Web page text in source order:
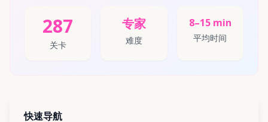
287
关卡
专家
难度
8–15 min
平均时间
快速导航